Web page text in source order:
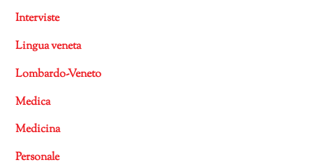
Interviste
Lingua veneta
Lombardo-Veneto
Medica
Medicina
Personale